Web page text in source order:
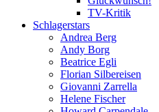
TV-Kritik
Schlagerstars
Andrea Berg
Andy Borg
Beatrice Egli
Florian Silbereisen
Giovanni Zarrella
Helene Fischer